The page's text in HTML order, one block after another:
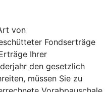
von
Fondserträge
Ihrer
den gesetzlich
müssen Sie zu